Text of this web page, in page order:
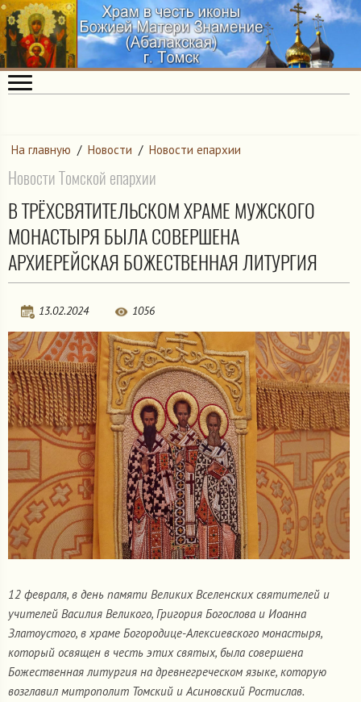
На главную / Новости / Новости епархии
Новости Томской епархии
В ТРЁХСВЯТИТЕЛЬСКОМ ХРАМЕ МУЖСКОГО
МОНАСТЫРЯ БЫЛА СОВЕРШЕНА
АРХИЕРЕЙСКАЯ БОЖЕСТВЕННАЯ ЛИТУРГИЯ
13.02.2024 1056
12 февраля, в день памяти Великих Вселенских святителей и
учителей Василия Великого, Григория Богослова и Иоанна
Златоустого, в храме Богородице-Алексиевского монастыря,
который освящен в честь этих святых, была совершена
Божественная литургия на древнегреческом языке, которую
возглавил митрополит Томский и Асиновский Ростислав.